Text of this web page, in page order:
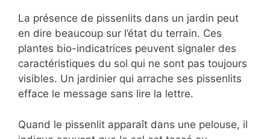
La présence de pissenlits dans un jardin peut
en dire beaucoup sur l’état du terrain. Ces
plantes bio-indicatrices peuvent signaler des
caractéristiques du sol qui ne sont pas toujours
visibles. Un jardinier qui arrache ses pissenlits
efface le message sans lire la lettre.
Quand le pissenlit apparaît dans une pelouse, il